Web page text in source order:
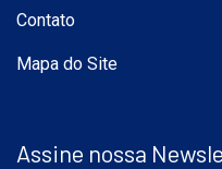
Contato
Mapa do Site
Assine nossa